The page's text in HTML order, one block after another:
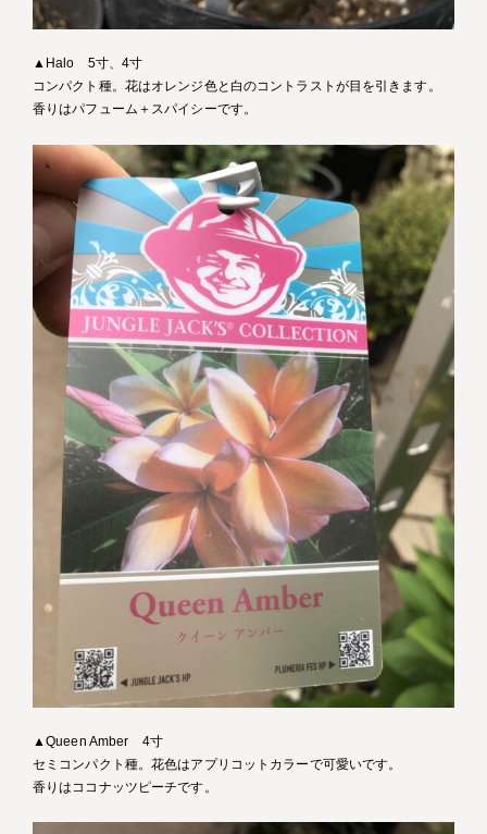
▲Halo 5寸、4寸
コンパクト種。花はオレンジ色と白のコントラストが目を引きます。
香りはパフューム＋スパイシーです。
▲Queen Amber 4寸
セミコンパクト種。花色はアプリコットカラーで可愛いです。
香りはココナッツピーチです。